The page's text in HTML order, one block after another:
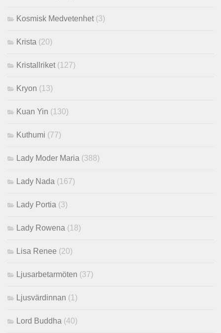
Kosmisk Medvetenhet (3)
Krista (20)
Kristallriket (127)
Kryon (13)
Kuan Yin (130)
Kuthumi (77)
Lady Moder Maria (388)
Lady Nada (167)
Lady Portia (3)
Lady Rowena (18)
Lisa Renee (20)
Ljusarbetarmöten (37)
Ljusvärdinnan (1)
Lord Buddha (40)